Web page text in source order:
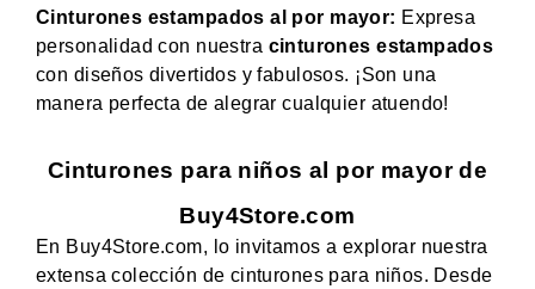
Cinturones estampados al por mayor: Expresa
personalidad con nuestra cinturones estampados
con diseños divertidos y fabulosos. ¡Son una
manera perfecta de alegrar cualquier atuendo!
Cinturones para niños al por mayor de
Buy4Store.com
En Buy4Store.com, lo invitamos a explorar nuestra
extensa colección de cinturones para niños. Desde